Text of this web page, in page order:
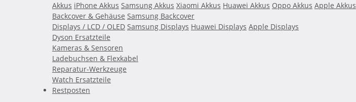
Akkus iPhone Akkus Samsung Akkus Xiaomi Akkus Huawei Akkus Oppo Akkus Apple Akkus
Backcover & Gehäuse Samsung Backcover
Displays / LCD / OLED Samsung Displays Huawei Displays Apple Displays
Dyson Ersatzteile
Kameras & Sensoren
Ladebuchsen & Flexkabel
Reparatur-Werkzeuge
Watch Ersatzteile
Restposten